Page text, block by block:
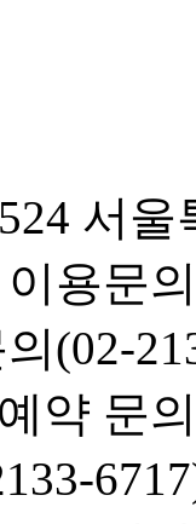
서
용문
(02-
약 문